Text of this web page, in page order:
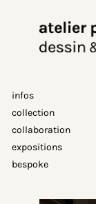
contenu
infos
collection
collaboration
expositions
bespoke